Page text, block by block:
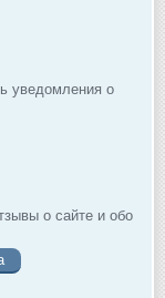
уведомления о
о сайте и обо